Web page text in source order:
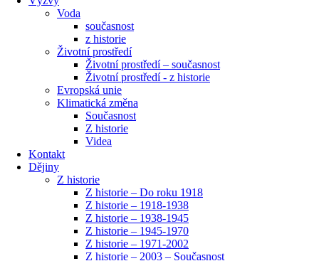
Voda
současnost
z historie
Životní prostředí
Životní prostředí – současnost
Životní prostředí ​- z historie
Evropská unie
Klimatická změna
Současnost
Z historie
Videa
Kontakt
Dějiny
Z historie
Z historie – Do roku 1918
Z historie – 1918-1938
Z historie – 1938-1945
Z historie – 1945-1970
Z historie – 1971-2002
Z historie – 2003 – Současnost